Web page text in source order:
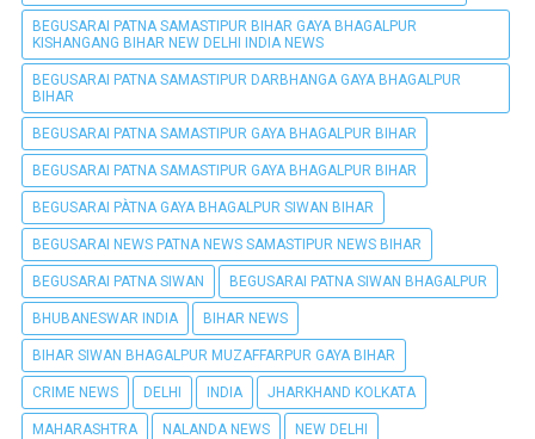
BEGUSARAI PATNA SAMASTIPUR BIHAR GAYA BHAGALPUR
KISHANGANG BIHAR NEW DELHI INDIA NEWS
BEGUSARAI PATNA SAMASTIPUR DARBHANGA GAYA BHAGALPUR
BIHAR
BEGUSARAI PATNA SAMASTIPUR GAYA BHAGALPUR BIHAR
BEGUSARAI PATNA SAMASTIPUR GAYA BHAGALPUR BIHAR
BEGUSARAI PÀTNA GAYA BHAGALPUR SIWAN BIHAR
BEGUSARAI NEWS PATNA NEWS SAMASTIPUR NEWS BIHAR
BEGUSARAI PATNA SIWAN BEGUSARAI PATNA SIWAN BHAGALPUR
BHUBANESWAR INDIA BIHAR NEWS
BIHAR SIWAN BHAGALPUR MUZAFFARPUR GAYA BIHAR
CRIME NEWS DELHI INDIA JHARKHAND KOLKATA
MAHARASHTRA NALANDA NEWS NEW DELHI